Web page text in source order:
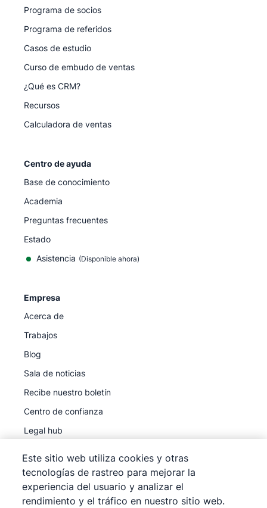
Programa de socios
Programa de referidos
Casos de estudio
Curso de embudo de ventas
¿Qué es CRM?
Recursos
Calculadora de ventas
Centro de ayuda
Base de conocimiento
Academia
Preguntas frecuentes
Estado
Asistencia (Disponible ahora)
Empresa
Acerca de
Trabajos
Blog
Sala de noticias
Recibe nuestro boletín
Centro de confianza
Legal hub
Este sitio web utiliza cookies y otras
tecnologías de rastreo para mejorar la
experiencia del usuario y analizar el
rendimiento y el tráfico en nuestro sitio web.